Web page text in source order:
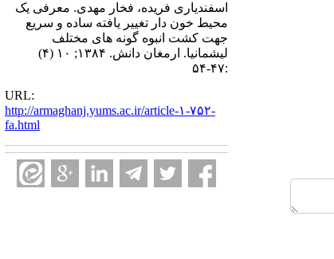
اسفندیاری فریده، فخار مهدی. معرفی یک
محیط خون دار تغییر یافته ساده و سریع
جهت کشت انبوه گونه های مختلف
لیشمانیا. ارمغان دانش. ۱۳۸۴; ۱۰ (۴)
:۴۷-۵۴
URL:
http://armaghanj.yums.ac.ir/article-۱-۷۵۲-
fa.html